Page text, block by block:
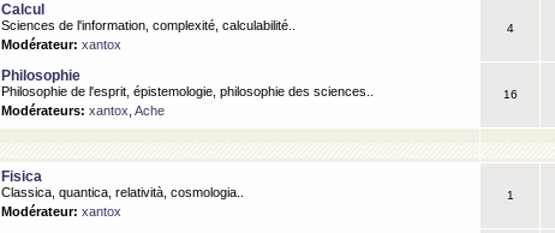
Calcul
Sciences de l'information, complexité, calculabilité..
Modérateur: xantox
4
Philosophie
Philosophie de l'esprit, épistemologie, philosophie des sciences..
Modérateurs: xantox Ache
16
Fisica
Classica, quantica, relatività, cosmologia..
Modérateur: xantox
1